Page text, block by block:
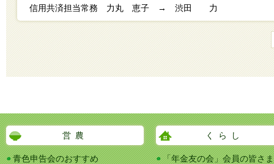
信用共済担当常務 力丸 恵子 → 渋田 力
営農
青色申告会のおすすめ
くらし
「年金友の会」会員の皆さ